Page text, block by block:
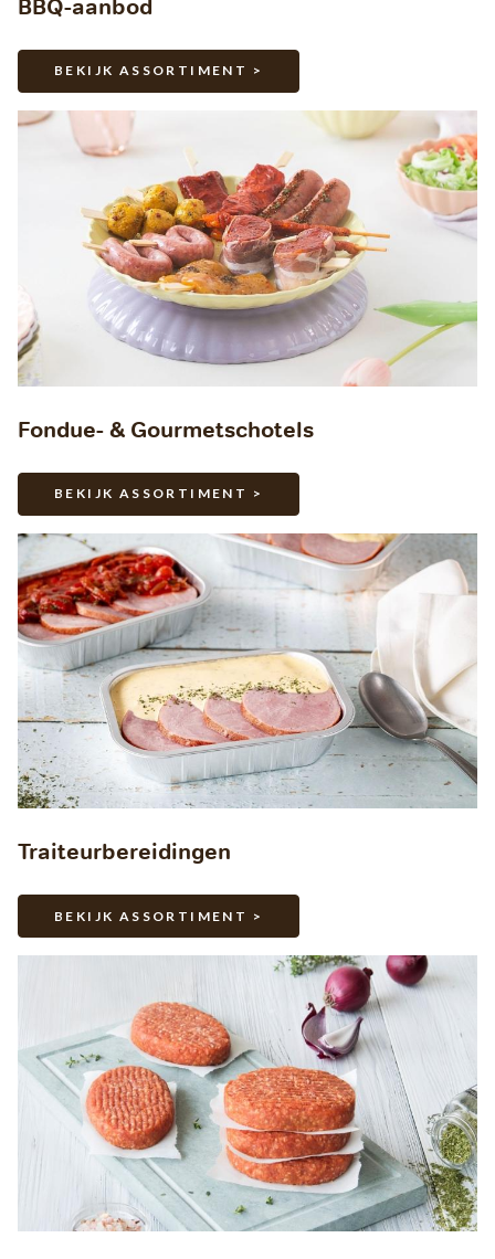
BBQ-aanbod
BEKIJK ASSORTIMENT >
Fondue- & Gourmetschotels
BEKIJK ASSORTIMENT >
Traiteurbereidingen
BEKIJK ASSORTIMENT >